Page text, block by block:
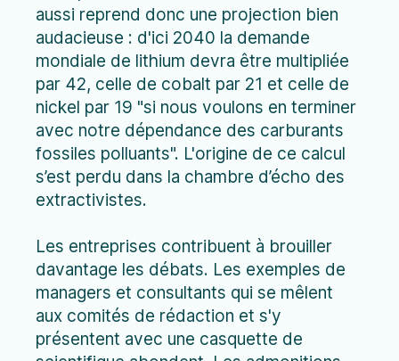
aussi reprend donc une projection bien
audacieuse : d'ici 2040 la demande
mondiale de lithium devra être multipliée
par 42, celle de cobalt par 21 et celle de
nickel par 19 "si nous voulons en terminer
avec notre dépendance des carburants
fossiles polluants". L'origine de ce calcul
s’est perdu dans la chambre d’écho des
extractivistes.
Les entreprises contribuent à brouiller
davantage les débats. Les exemples de
managers et consultants qui se mêlent
aux comités de rédaction et s'y
présentent avec une casquette de